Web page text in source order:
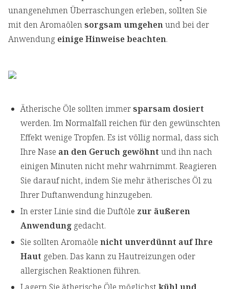
unangenehmen Überraschungen erleben, sollten Sie
mit den Aromaölensorgsam umgehenund bei der
Anwendung einige Hinweise beachten.
Ätherische Öle sollten immersparsam dosiert
werden. Im Normalfall reichen für den gewünschten
Effekt wenige Tropfen. Es ist völlig normal, dass sich
Ihre Nase an den Geruch gewöhnt und ihn nach
einigen Minuten nicht mehr wahrnimmt. Reagieren
Sie darauf nicht, indem Sie mehr ätherisches Öl zu
Ihrer Duftanwendung hinzugeben.
In erster Linie sind die Duftöle zur äußeren
Anwendung gedacht.
Sie sollten Aromaöle nicht unverdünnt auf Ihre
Haut geben. Das kann zu Hautreizungen oder
allergischen Reaktionen führen.